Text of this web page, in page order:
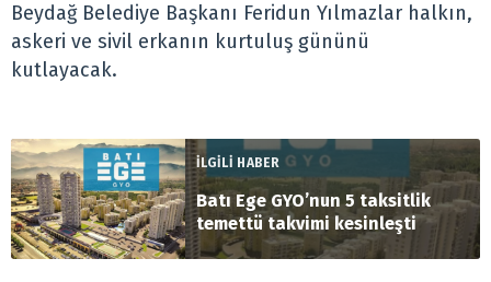
Beydağ Belediye Başkanı Feridun Yılmazlar halkın,
askeri ve sivil erkanın kurtuluş gününü
kutlayacak.
İLGİLİ HABER
Batı Ege GYO’nun 5 taksitlik
temettü takvimi kesinleşti